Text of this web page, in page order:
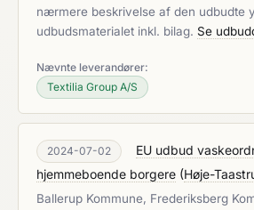
nærmere beskrivelse af den udbudte
udbudsmaterialet inkl. bilag. Se
Nævnte leverandører:
Textilia Group A/S
2024-07-02
EU udbud
hjemmeboende borgere (Høje-
Ballerup Kommune, Frederiksberg